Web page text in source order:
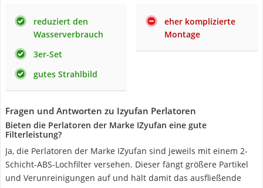
reduziert den
Wasserverbrauch
3er-Set
gutes Strahlbild
eher komplizierte
Montage
Fragen und Antworten zu Izyufan Perlatoren
Bieten die Perlatoren der Marke IZyufan eine gute
Filterleistung?
Ja, die Perlatoren der Marke IZyufan sind jeweils mit einem 2-
Schicht-ABS-Lochfilter versehen. Dieser fängt größere Partikel
und Verunreinigungen auf und hält damit das ausfließende